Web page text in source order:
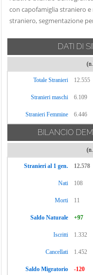
Cassinetta di
Lugagnano
Naviglio
Cerro al Lambro
Cerro Maggiore
Cesano Boscone
Cinisello Balsamo
Cisliano
Cologno
Monzese
Cormano
Novate
Noviglio
Opera
Ossona
Paderno
Parabiago
Paullo
Peschiera
Bornago
Pieve
con capofamiglia straniero
straniero, segmentazione
DATI DI
Totale Stranieri 12.555
Stranieri maschi 6.109
Stranieri Femmine 6.446
BILANCIO
Stranieri al 1 gen. 12.578
Nati 108
Morti 11
Saldo Naturale +97
Iscritti 1.332
Cancellati 1.452
Saldo Migratorio -120